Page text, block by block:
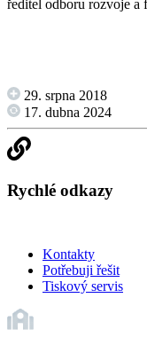
ředitel odboru rozvoje
29. srpna 2018
17. dubna 2024
Rychlé odkazy
Kontakty
Potřebuji řešit
Tiskový servis